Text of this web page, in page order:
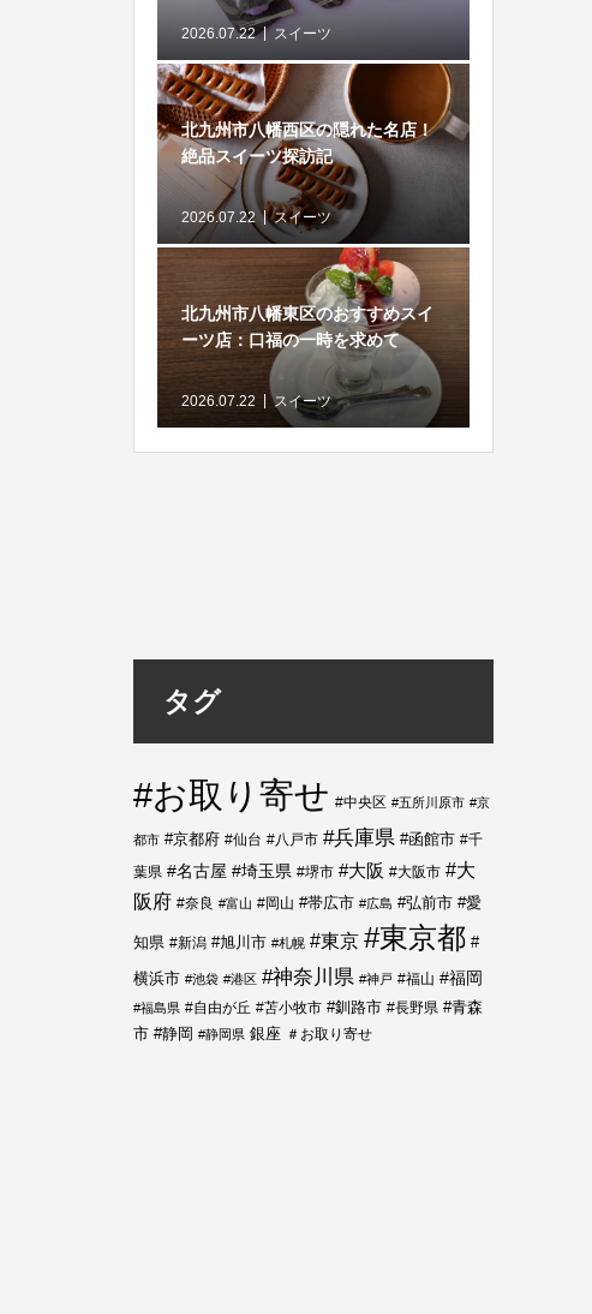
2026.07.22 スイーツ
北九州市八幡西区の隠れた名店！
絶品スイーツ探訪記
2026.07.22 スイーツ
北九州市八幡東区のおすすめスイ
ーツ店：口福の一時を求めて
2026.07.22 スイーツ
タグ
#お取り寄せ #中央区 #五所川原市 #京
都市 #京都府 #仙台 #八戸市 #兵庫県 #函館市 #千
葉県 #名古屋 #埼玉県 #堺市 #大阪 #大阪市 #大
阪府 #奈良 #富山 #岡山 #帯広市 #広島 #弘前市 #愛
知県 #新潟 #旭川市 #札幌 #東京 #東京都 #
横浜市 #池袋 #港区 #神奈川県 #神戸 #福山 #福岡
#福島県 #自由が丘 #苫小牧市 #釧路市 #長野県 #青森
市 #静岡 #静岡県 銀座 ＃お取り寄せ